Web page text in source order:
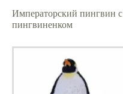
Императорский пингвин с
пингвиненком